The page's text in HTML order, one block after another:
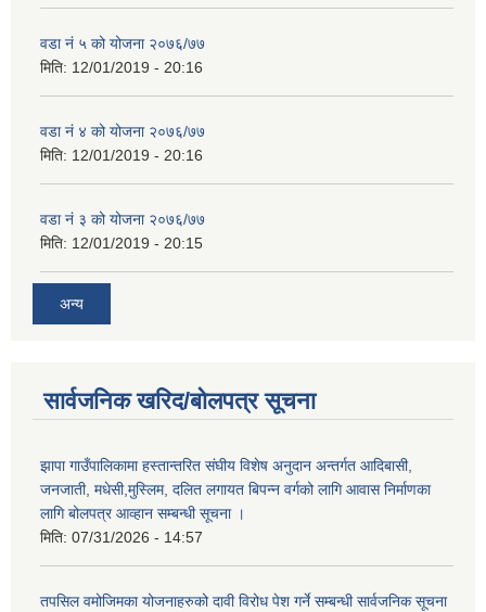
वडा नं ५ को योजना २०७६/७७
मिति: 12/01/2019 - 20:16
वडा नं ४ को योजना २०७६/७७
मिति: 12/01/2019 - 20:16
वडा नं ३ को योजना २०७६/७७
मिति: 12/01/2019 - 20:15
अन्य
सार्वजनिक खरिद/बोलपत्र सूचना
झापा गाउँपालिकामा हस्तान्तरित संघीय विशेष अनुदान अन्तर्गत आदिबासी,
जनजाती, मधेसी,मुस्लिम, दलित लगायत बिपन्न वर्गको लागि आवास निर्माणका
लागि बोलपत्र आव्हान सम्बन्धी सूचना ।
मिति: 07/31/2026 - 14:57
तपसिल वमोजिमका योजनाहरुको दावी विरोध पेश गर्ने सम्बन्धी सार्वजनिक सूचना